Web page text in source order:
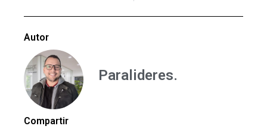
Autor
Paralideres.
Compartir